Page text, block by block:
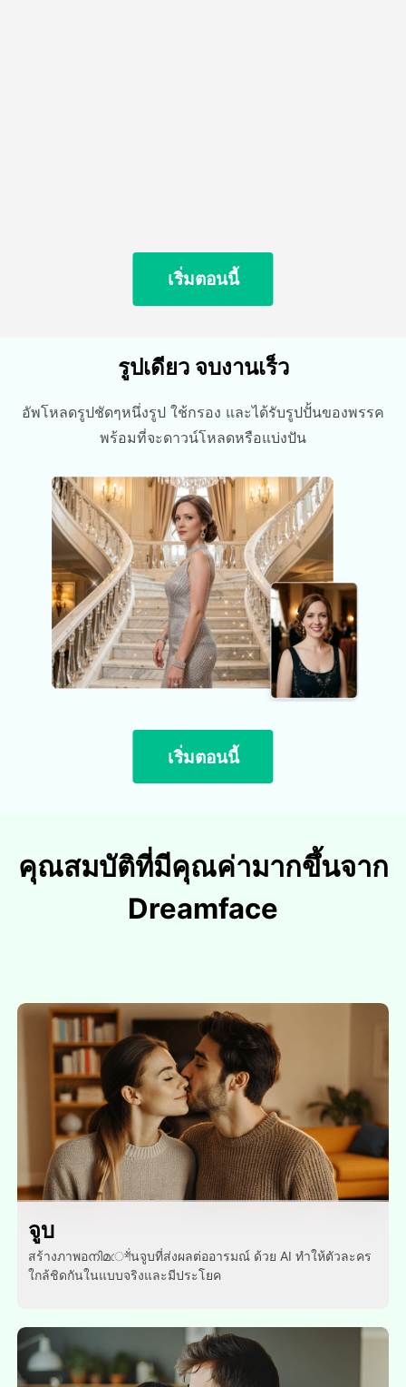
เริ่มตอนนี้
รูปเดียว จบงานเร็ว
อัพโหลดรูปชัดๆหนึ่งรูป ใช้กรอง และได้รับรูปปั้นของพรรค
พร้อมที่จะดาวน์โหลดหรือแบ่งปัน
เริ่มตอนนี้
คุณสมบัติที่มีคุณค่ามากขึ้นจาก
Dreamface
จูบ
สร้างภาพอനിമেশั่นจูบที่ส่งผลต่ออารมณ์ ด้วย AI ทําให้ตัวละคร
ใกล้ชิดกันในแบบจริงและมีประโยค